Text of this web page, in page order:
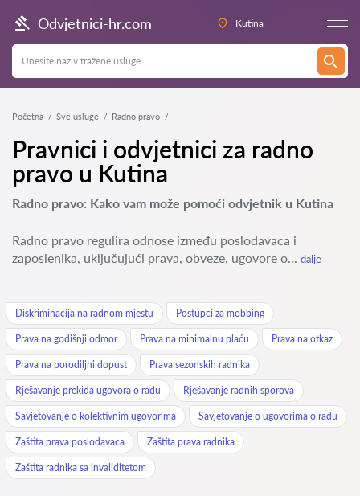
Odvjetnici-hr.com Kutina
Početna Sve usluge Radno pravo
Pravnici i odvjetnici za radno
pravo u Kutina
Radno pravo: Kako vam može pomoći odvjetnik u Kutina
Radno pravo regulira odnose između poslodavaca i
zaposlenika, uključujući prava, obveze, ugovore o... dalje
Diskriminacija na radnom mjestu Postupci za mobbing
Prava na godišnji odmor Prava na minimalnu plaću Prava na otkaz
Prava na porodiljni dopust Prava sezonskih radnika
Rješavanje prekida ugovora o radu Rješavanje radnih sporova
Savjetovanje o kolektivnim ugovorima Savjetovanje o ugovorima o radu
Zaštita prava poslodavaca Zaštita prava radnika
Zaštita radnika sa invaliditetom